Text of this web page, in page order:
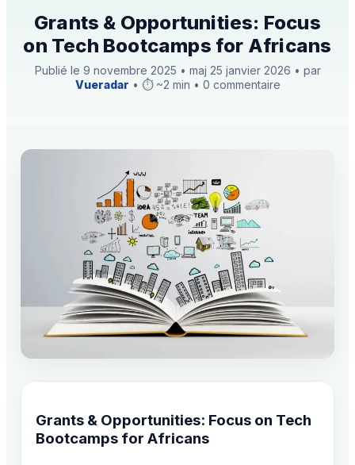
Grants & Opportunities: Focus
on Tech Bootcamps for Africans
Publié le 9 novembre 2025 • maj 25 janvier 2026 • par
Vueradar • ⏱️ ~2 min • 0 commentaire
Grants & Opportunities: Focus on Tech
Bootcamps for Africans